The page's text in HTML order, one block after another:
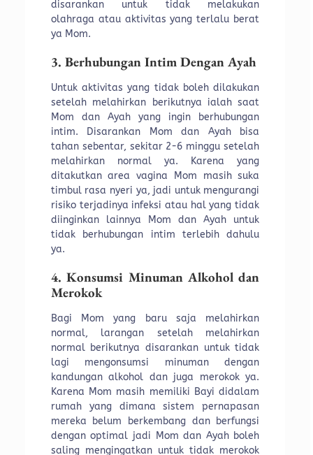
disarankan untuk tidak melakukan
olahraga atau aktivitas yang terlalu berat
ya Mom.
3. Berhubungan Intim Dengan Ayah
Untuk aktivitas yang tidak boleh dilakukan
setelah melahirkan berikutnya ialah saat
Mom dan Ayah yang ingin berhubungan
intim. Disarankan Mom dan Ayah bisa
tahan sebentar, sekitar 2-6 minggu setelah
melahirkan normal ya. Karena yang
ditakutkan area vagina Mom masih suka
timbul rasa nyeri ya, jadi untuk mengurangi
risiko terjadinya infeksi atau hal yang tidak
diinginkan lainnya Mom dan Ayah untuk
tidak berhubungan intim terlebih dahulu
ya.
4. Konsumsi Minuman Alkohol dan
Merokok
Bagi Mom yang baru saja melahirkan
normal, larangan setelah melahirkan
normal berikutnya disarankan untuk tidak
lagi mengonsumsi minuman dengan
kandungan alkohol dan juga merokok ya.
Karena Mom masih memiliki Bayi didalam
rumah yang dimana sistem pernapasan
mereka belum berkembang dan berfungsi
dengan optimal jadi Mom dan Ayah boleh
saling mengingatkan untuk tidak merokok